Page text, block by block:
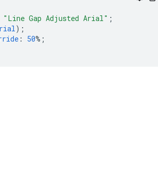
"Line Gap Adjusted Arial" ;
);
: 50%;